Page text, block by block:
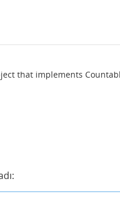
that implements